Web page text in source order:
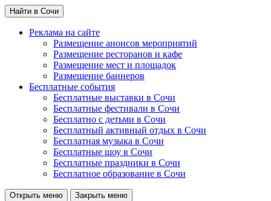
Найти в Сочи
Реклама на сайте
Размещение анонсов мероприятий
Размещение ресторанов и кафе
Размещение мест и площадок
Размещение баннеров
Бесплатные события
Бесплатные выставки в Сочи
Бесплатные фестивали в Сочи
Бесплатно с детьми в Сочи
Бесплатный активный отдых в Сочи
Бесплатная музыка в Сочи
Бесплатные шоу в Сочи
Бесплатные праздники в Сочи
Бесплатное образование в Сочи
Открыть меню Закрыть меню